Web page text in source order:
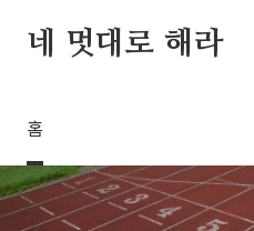
네 멋대로 해라
홈